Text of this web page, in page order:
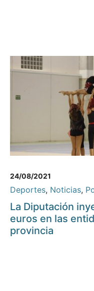
24/08/2021
Deportes, Noticias,
La Diputación
euros en las
provincia